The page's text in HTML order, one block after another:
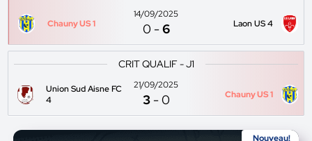
Chauny US 1
14/09/2025
0 -6 Laon US 4
CRIT QUALIF - J1
Union Sud Aisne FC
4
21/09/2025
3 -0 Chauny US 1
Nouveau!